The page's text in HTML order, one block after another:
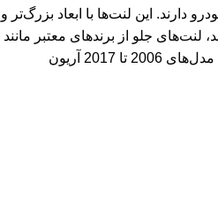
توقف خودرو دارند. این لنت‌ها با ابعاد بزرگ‌تر و
لنت‌های جلو از برندهای معتبر مانند
های‌کیو و فریکسا عرضه می‌شوند که ویژگی‌هایی مانند ترمزگیری نرم، عدم تولید صدا و دوام بالا دارند. این لنت‌ها برای مدل‌های 2006 تا 2017 آریون